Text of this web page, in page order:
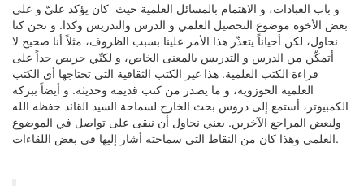
و باب العبادات، و الاهتمام بالمسائل العلمية حيث كان يؤكد عليّ و على
بعض الأخوة موضوع التحصيل العلمي و الدرس والتدريس وكذا. و نحن كنا
نحاول، لكن أحياناً يتعذّر هذا الأمر علينا بسبب الظروف، مثلاً أنا صحيح لا
أتمكّن من الدرس و التدريس بالمعنى الخاص، و لكنّي حريص جداً على
قراءة الكتب العلمية. هذا غير الكتب الثقافية التي تحتاجها أي الكتب
العلمية الحوزوية، و ما يصدر من كتب قديمة وحديثة. و أيضاً ببركة
الكمبيوتر، أستمع إلى دروس بحث الخارج لسماحة السيد القائد حفظه الله
ولبعض المراجع الآخرين. يعني نحاول أن نبقى على تواصل في الموضوع
العلمي وهذا كان من النقاط التي سماحته أشار إليها في بعض اللقاءات.